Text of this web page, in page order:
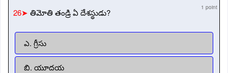
26➤ తిమోతి తండ్రి ఏ దేశస్థుడు? 1 point
ఎ. గ్రీసు
బి. యూదయ